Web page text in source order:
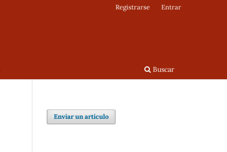
Buscar
Registrarse Entrar
Enviar un artículo